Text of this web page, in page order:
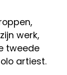
werk,
tweede
artiest.